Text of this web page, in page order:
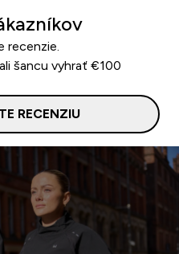
recenzie.
šancu vyhrať €100
RECENZIU